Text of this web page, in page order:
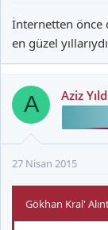
İnternetten önce
en güzel
A Aziz
27 Nisan 2015
Gökhan Kral'